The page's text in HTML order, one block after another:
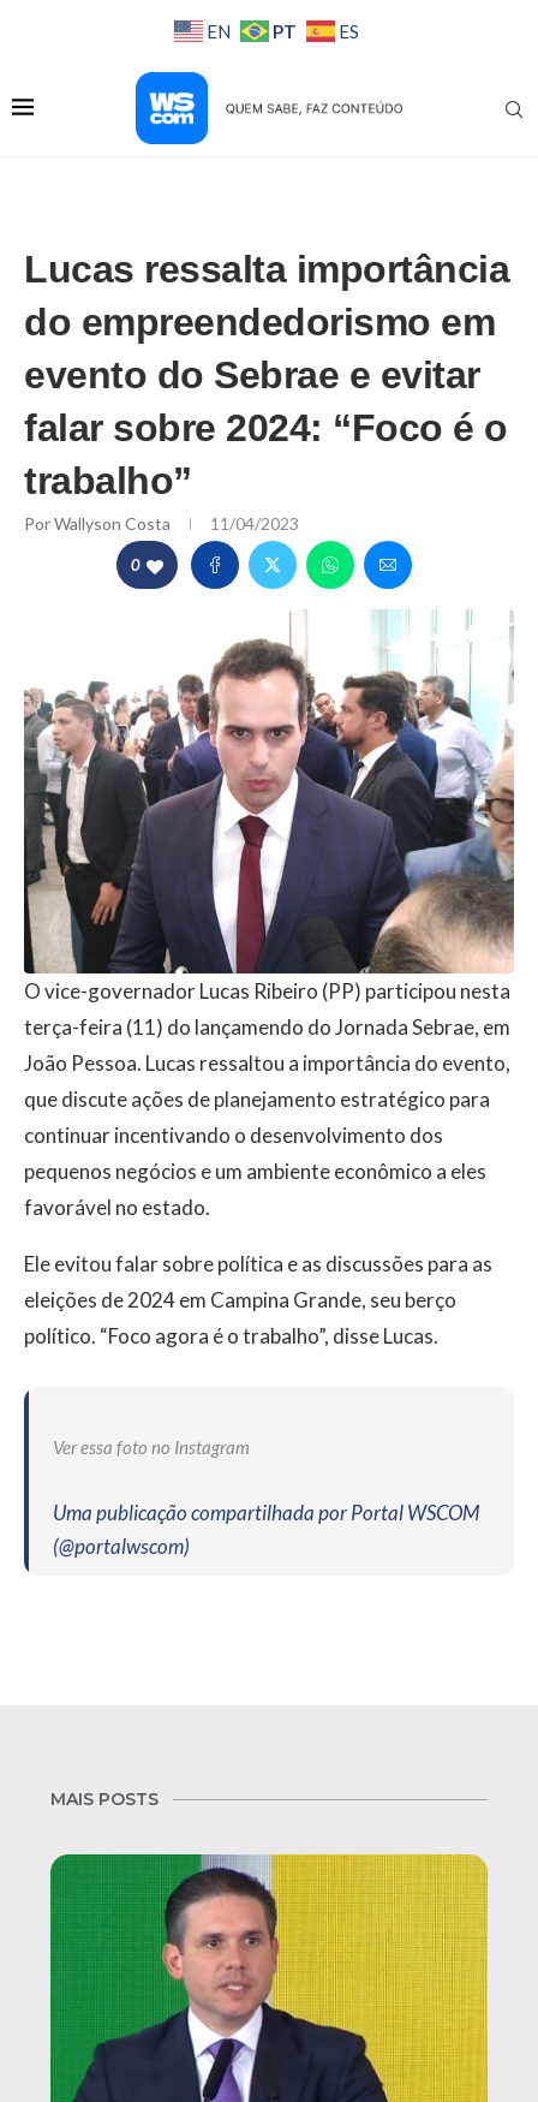
EN PT ES
Lucas ressalta importância
do empreendedorismo em
evento do Sebrae e evitar
falar sobre 2024: “Foco é o
trabalho”
PorWallyson Costa 11/04/2023
0
O vice-governador Lucas Ribeiro (PP) participou nesta
terça-feira (11) do lançamendo do Jornada Sebrae, em
João Pessoa. Lucas ressaltou a importância do evento,
que discute ações de planejamento estratégico para
continuar incentivando o desenvolvimento dos
pequenos negócios e um ambiente econômico a eles
favorável no estado.
Ele evitou falar sobre política e as discussões para as
eleições de 2024 em Campina Grande, seu berço
político. “Foco agora é o trabalho”, disse Lucas.
Ver essa foto no Instagram
Uma publicação compartilhada por Portal WSCOM
(@portalwscom)
MAIS POSTS